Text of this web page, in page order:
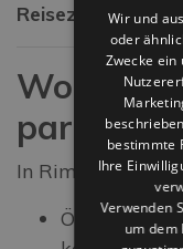
Reisezeit:
ca. 6–8
Wo kann
parken?
In Rimini gibt es:
Öffentliche
Wir und
oder
Zwecke
bestimmte
Ihre
Verwenden
um dem